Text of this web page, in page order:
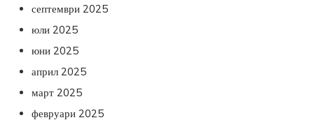
септември 2025
юли 2025
юни 2025
април 2025
март 2025
февруари 2025